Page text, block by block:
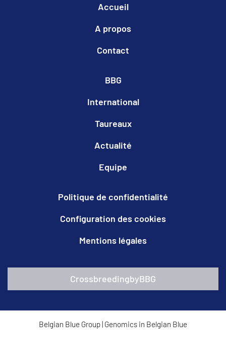
Accueil
A propos
Contact
BBG
International
Taureaux
Actualité
Equipe
Politique de confidentialité
Configuration des cookies
Mentions légales
CrossbreedingbyBBG
Belgian Blue Group| Genomics in Belgian Blue